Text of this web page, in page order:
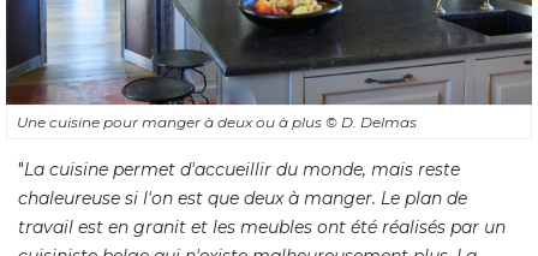
Une cuisine pour manger à deux ou à plus © D. Delmas
"La cuisine permet d'accueillir du monde, mais reste
chaleureuse si l'on est que deux à manger. Le plan de
travail est en granit et les meubles ont été réalisés par un